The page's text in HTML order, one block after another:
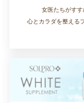
女医たちがすす
心とカラダを整える